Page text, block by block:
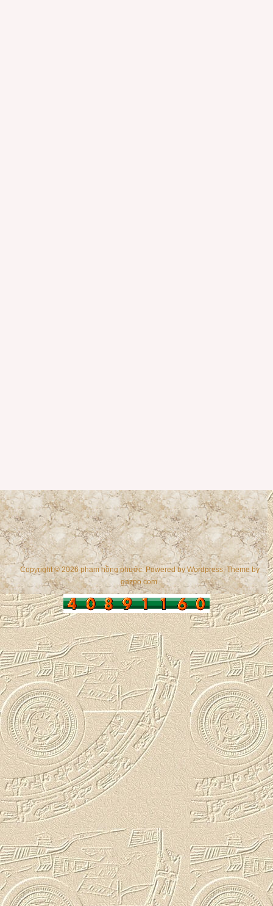
Copyright © 2026 phạm hồng phước. Powered byWordpress , Theme by
gazpo.com.